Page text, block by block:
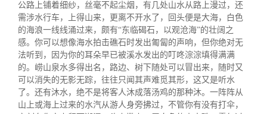
联系我们
公路上铺着细纱，丝毫不起尘烟，有几处山水从路上漫过，还
需涉水行车，上得山来，更离不开水了，回头便是大海，白色
的海浪一线线涌过来，颇有“东临碣石，以观沧海”的壮阔之
感。你可以想像海水拍击礁石时发出匍匐的声响，但你绝对无
法听到，因为你的耳朵早已被溪水发出的叮咚淙淙填得满满
的。崂山泉水多得出名，路边、树下随处可以冒出来，随时又
可以消失的无影无踪，往往只闻其声难觅其形，这又是听水
了。还有沐水，绝不是将客人沐成落汤鸡的那种沐。一阵阵从
山上或海上过来的水汽从游人身旁拂过，不管你有没有打伞，